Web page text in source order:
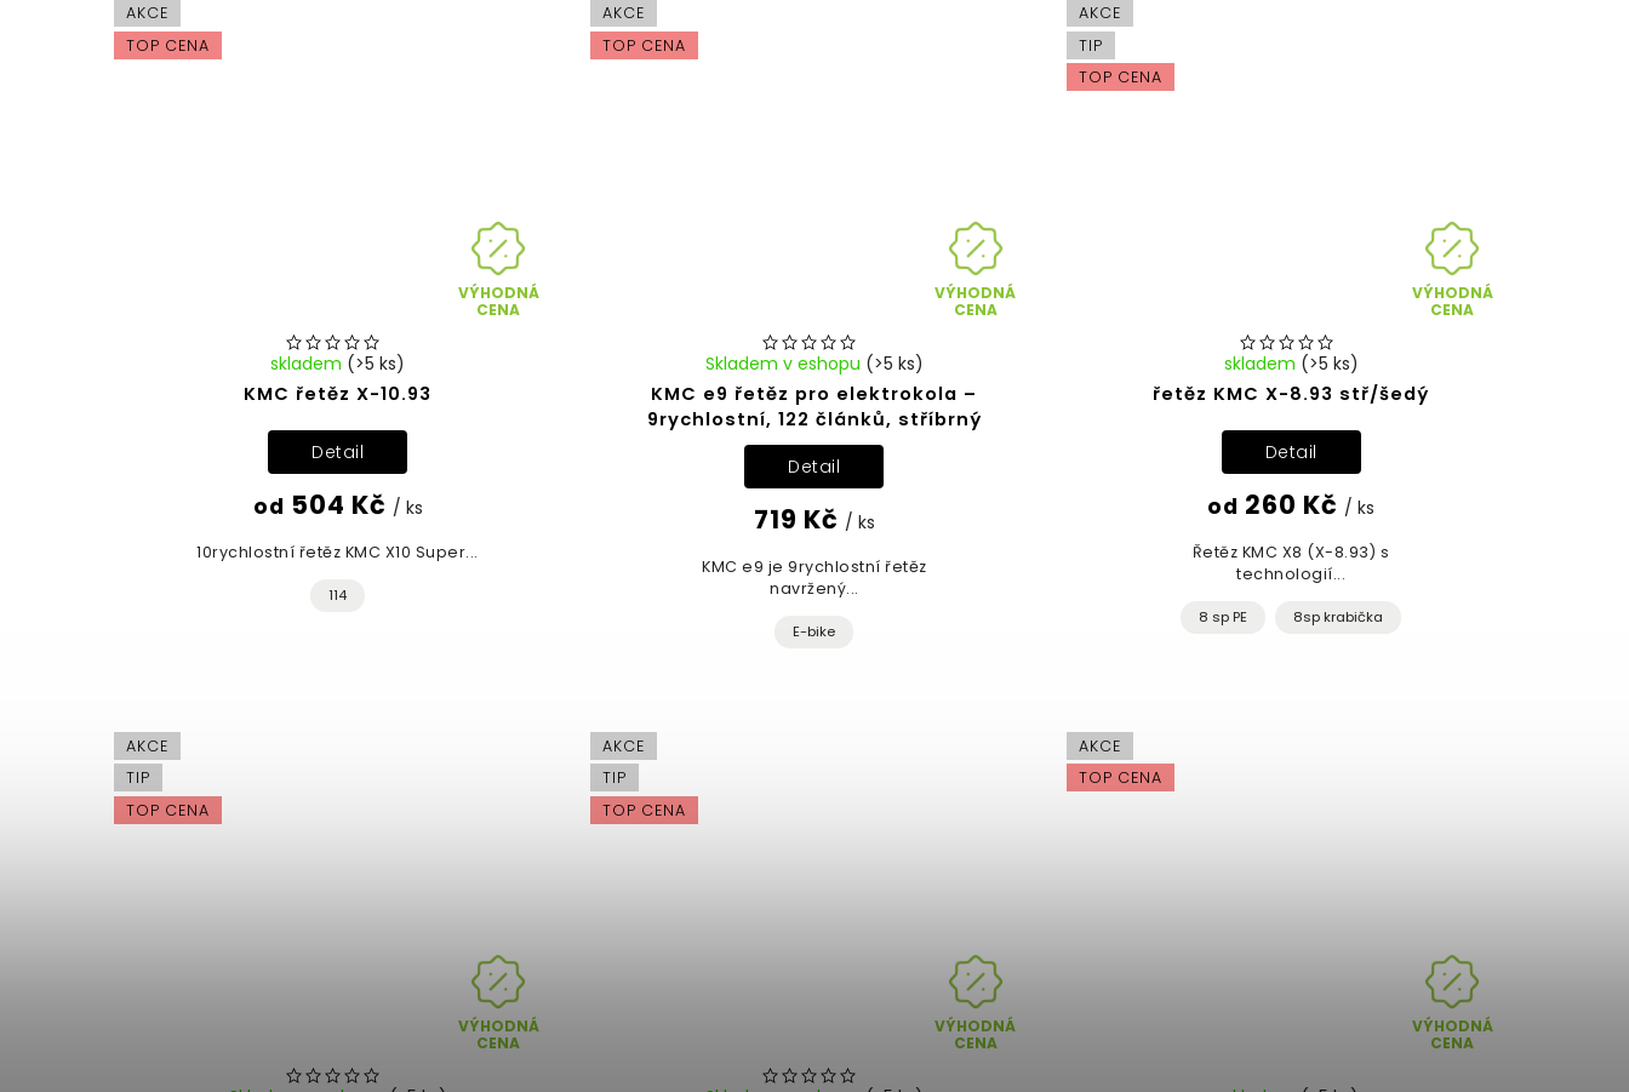
AKCE
TOP CENA
VÝHODNÁ
CENA
KMC řetěz X-10.93
skladem (>5 ks)
od 504 Kč / ks
Detail
10rychlostní řetěz KMC X10 Super...
114
AKCE
TOP CENA
VÝHODNÁ
CENA
KMC e9 řetěz pro elektrokola –
9rychlostní, 122 článků, stříbrný
Skladem v eshopu (>5 ks)
719 Kč / ks
Detail
KMC e9 je 9rychlostní řetěz
navržený...
E-bike
AKCE
TIP
TOP CENA
VÝHODNÁ
CENA
řetěz KMC X-8.93 stř/šedý
skladem (>5 ks)
od 260 Kč / ks
Detail
Řetěz KMC X8 (X-8.93) s
technologií...
8 sp PE 8sp krabička
AKCE
TIP
TOP CENA
VÝHODNÁ
CENA
AKCE
TIP
TOP CENA
VÝHODNÁ
CENA
AKCE
TOP CENA
VÝHODNÁ
CENA